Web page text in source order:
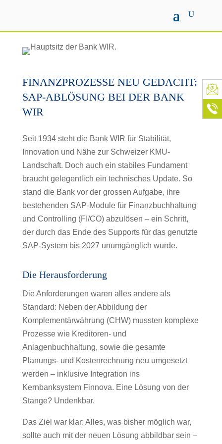
FINANZPROZESSE NEU GEDACHT:
SAP-ABLÖSUNG BEI DER BANK
WIR
Seit 1934 steht die Bank WIR für Stabilität,
Innovation und Nähe zur Schweizer KMU-
Landschaft. Doch auch ein stabiles Fundament
braucht gelegentlich ein technisches Update. So
stand die Bank vor der grossen Aufgabe, ihre
bestehenden SAP-Module für Finanzbuchhaltung
und Controlling (FI/CO) abzulösen – ein Schritt,
der durch das Ende des Supports für das genutzte
SAP-System bis 2027 unumgänglich wurde.
Die Herausforderung
Die Anforderungen waren alles andere als
Standard: Neben der Abbildung der
Komplementärwährung (CHW) mussten komplexe
Prozesse wie Kreditoren- und
Anlagenbuchhaltung, sowie die gesamte
Planungs- und Kostenrechnung neu umgesetzt
werden – inklusive Integration ins
Kernbanksystem Finnova. Eine Lösung von der
Stange? Undenkbar.
Das Ziel war klar: Alles, was bisher möglich war,
sollte auch mit der neuen Lösung abbildbar sein –